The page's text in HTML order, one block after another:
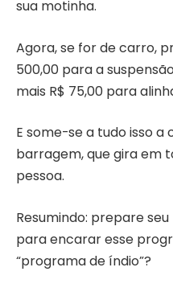
sua motinha.
Agora, se for de carro,
500,00 para a
mais R$ 75,00 para
E some-se a tudo isso a
barragem, que gira em
pessoa.
Resumindo: prepare
para encarar esse
“programa de índio”?